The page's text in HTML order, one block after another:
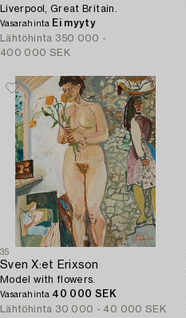
Liverpool, Great Britain.
Vasarahinta Ei myyty
Lähtöhinta 350 000 -
400 000 SEK
35
Sven X:et Erixson
Model with flowers.
Vasarahinta 40 000 SEK
Lähtöhinta 30 000 - 40 000 SEK